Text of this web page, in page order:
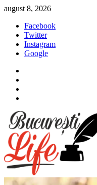
Sari
conținut
august 8, 2026
Facebook
Twitter
Instagram
Google